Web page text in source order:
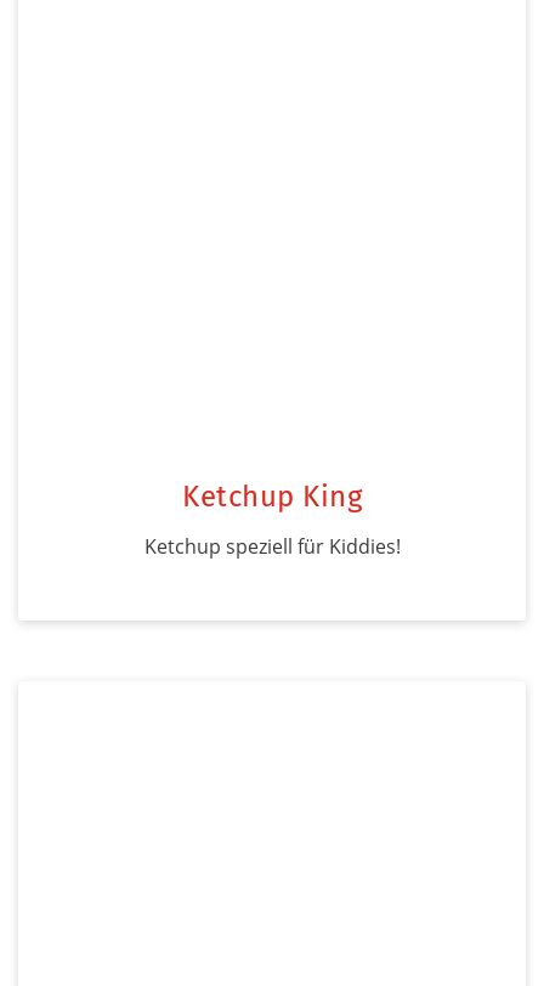
Ketchup King
Ketchup speziell für Kiddies!